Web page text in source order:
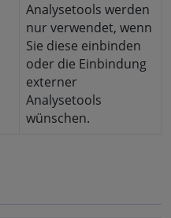
Analysetools werden
nur verwendet, wenn
Sie diese einbinden
oder die Einbindung
externer
Analysetools
wünschen.